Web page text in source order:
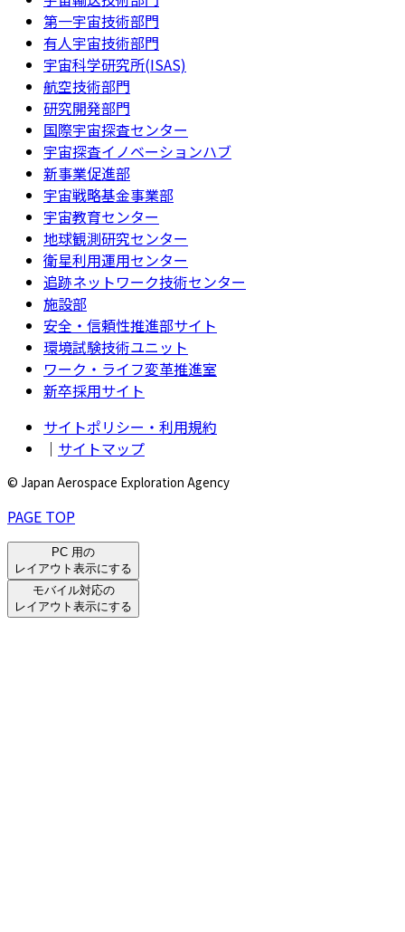
第一宇宙技術部門
有人宇宙技術部門
宇宙科学研究所(ISAS)
航空技術部門
研究開発部門
国際宇宙探査センター
宇宙探査イノベーションハブ
新事業促進部
宇宙戦略基金事業部
宇宙教育センター
地球観測研究センター
衛星利用運用センター
追跡ネットワーク技術センター
施設部
安全・信頼性推進部サイト
環境試験技術ユニット
ワーク・ライフ変革推進室
新卒採用サイト
サイトポリシー・利用規約
｜ サイトマップ
© Japan Aerospace Exploration Agency
PAGE TOP
PC 用の
レイアウト表示にする
モバイル対応の
レイアウト表示にする